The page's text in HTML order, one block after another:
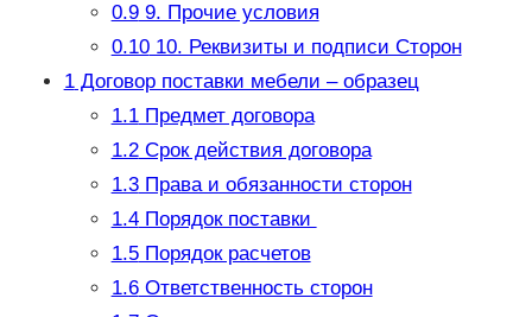
0.99. Прочие условия
0.1010. Реквизиты и подписи Сторон
1Договор поставки мебели – образец
1.1Предмет договора
1.2Срок действия договора
1.3Права и обязанности сторон
1.4Порядок поставки
1.5Порядок расчетов
1.6Ответственность сторон